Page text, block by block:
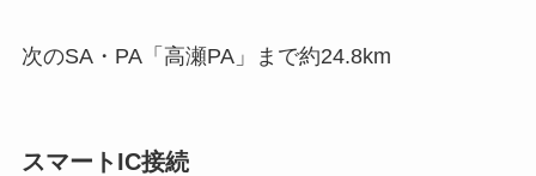
次のSA・PA「高瀬PA」まで約24.8km
スマートIC接続